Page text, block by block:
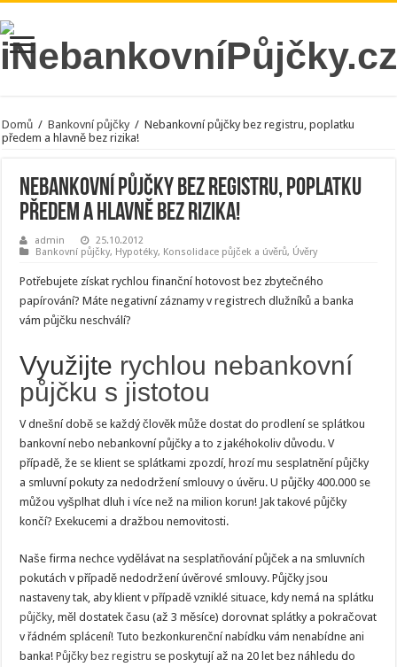
Domů / Bankovní půjčky / Nebankovní půjčky bez registru, poplatku
předem a hlavně bez rizika!
Nebankovní půjčky bez registru, poplatku
předem a hlavně bez rizika!
admin
25.10.2012
Bankovní půjčky, Hypotéky, Konsolidace půjček a úvěrů, Úvěry
Potřebujete získat rychlou finanční hotovost bez zbytečného
papírování? Máte negativní záznamy v registrech dlužníků a banka
vám půjčku neschválí?
Využijte rychlou nebankovní
půjčku s jistotou
V dnešní době se každý člověk může dostat do prodlení se splátkou
bankovní nebo nebankovní půjčky a to z jakéhokoliv důvodu. V
případě, že se klient se splátkami zpozdí, hrozí mu sesplatnění půjčky
a smluvní pokuty za nedodržení smlouvy o úvěru. U půjčky 400.000 se
můžou vyšplhat dluh i více než na milion korun! Jak takové půjčky
končí? Exekucemi a dražbou nemovitosti.
Naše firma nechce vydělávat na sesplatňování půjček a na smluvních
pokutách v případě nedodržení úvěrové smlouvy. Půjčky jsou
nastaveny tak, aby klient v případě vzniklé situace, kdy nemá na splátku
půjčky, měl dostatek času (až 3 měsíce) dorovnat splátky a pokračovat
v řádném splácení! Tuto bezkonkurenční nabídku vám nenabídne ani
banka!Půjčky bez registru se poskytují až na 20 let bez náhledu do